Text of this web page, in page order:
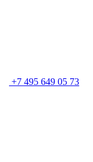
+7 495 649 05 73